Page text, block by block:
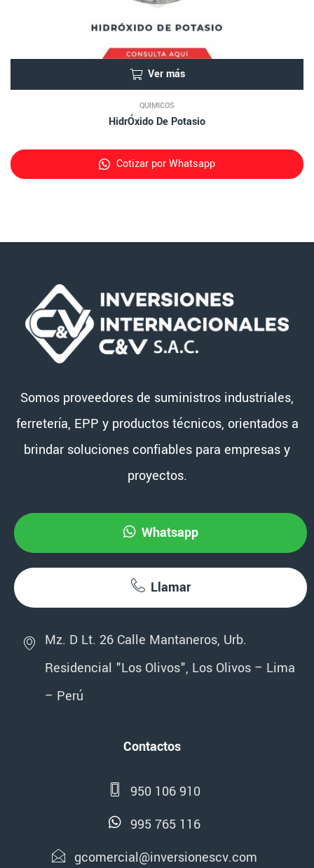
Ver más
QUÍMICOS
HidrÓxido De Potasio
Cotizar por Whatsapp
Somos proveedores de suministros industriales,
ferretería, EPP y productos técnicos, orientados a
brindar soluciones confiables para empresas y
proyectos.
Whatsapp
Llamar
Mz. D Lt. 26 Calle Mantaneros, Urb.
Residencial "Los Olivos", Los Olivos – Lima
– Perú
Contactos
950 106 910
995 765 116
gcomercial@inversionescv.com